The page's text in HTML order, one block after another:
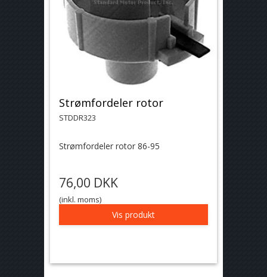
Strømfordeler rotor
STDDR323
Strømfordeler rotor 86-95
76,00 DKK
(inkl. moms)
Vis produkt